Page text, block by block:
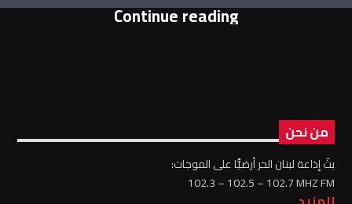
Continue reading
من نحن
بثّ إذاعة لبنان الحر أرضيًّا على الموجات:
102.3 – 102.5 – 102.7 MHZ FM